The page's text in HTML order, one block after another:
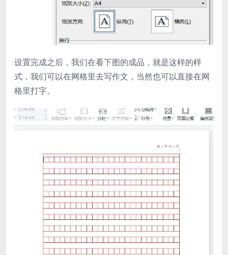
设置完成之后，我们在看下图的成品，就是这样的样
式，我们可以在网格里去写作文，当然也可以直接在网
格里打字。